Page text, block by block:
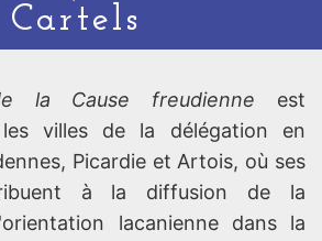
Cartels
la Cause freudienne est
villes de la délégation en
Picardie et Artois, où ses
à la diffusion de la
lacanienne dans la